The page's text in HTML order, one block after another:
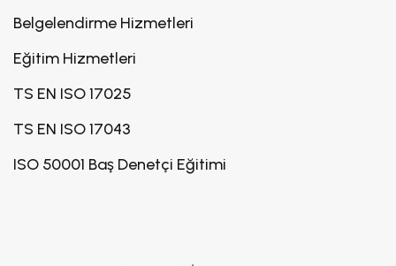
Belgelendirme Hizmetleri
Eğitim Hizmetleri
TS EN ISO 17025
TS EN ISO 17043
ISO 50001 Baş Denetçi Eğitimi